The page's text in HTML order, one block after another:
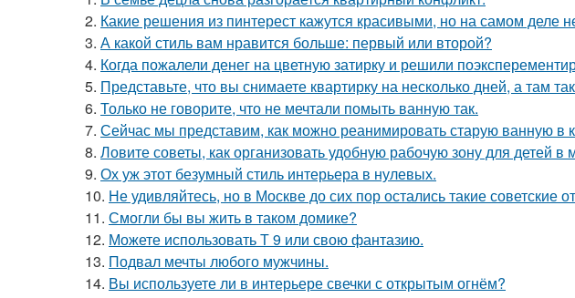
2. Какие решения из пинтерест кажутся красивыми, но на самом деле
3. А какой стиль вам нравится больше: первый или второй?
4. Когда пожалели денег на цветную затирку и решили
5. Представьте, что вы снимаете квартирку на несколько дней, а там
6. Только не говорите, что не мечтали помыть ванную так.
7. Сейчас мы представим, как можно реанимировать старую ванную в
8. Ловите советы, как организовать удобную рабочую зону для детей в
9. Ох уж этот безумный стиль интерьера в нулевых.
10. Не удивляйтесь, но в Москве до сих пор остались такие советские
11. Смогли бы вы жить в таком домике?
12. Можете использовать Т 9 или свою фантазию.
13. Подвал мечты любого мужчины.
14. Вы используете ли в интерьере свечки с открытым огнём?